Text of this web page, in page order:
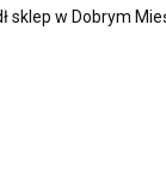
sklep w Dobrym